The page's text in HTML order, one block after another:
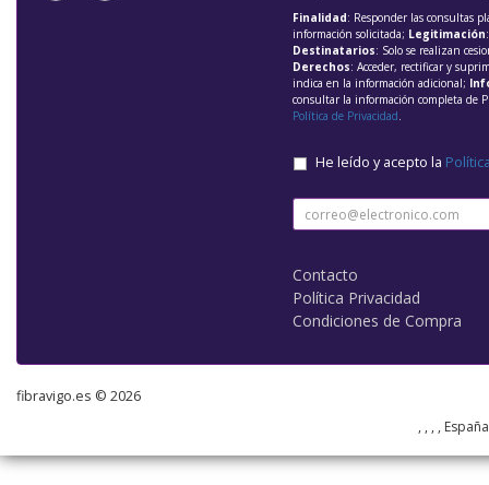
Finalidad: Responder las consultas
información solicitada; Legitimación
Destinatarios: Solo se realizan
Derechos: Acceder, rectificar y
indica en la información adicional;
consultar la información completa de
Política de Privacidad.
He leído y acepto la
Contacto
Política Privacidad
Condiciones de Compra
fibravigo.es © 2026
, , , ,